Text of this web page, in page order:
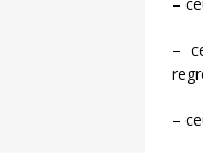
–
–